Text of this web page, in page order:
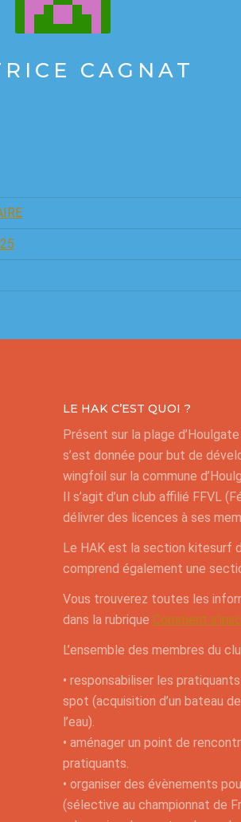
CAGNAT
LE HAK C’EST QUOI ?
Présent sur la plage
s’est donnée pour but de
wingfoil sur la commune
Il s’agit d’un club affilié FFVL
délivrer des licences à ses
Le HAK est la section kitesurf
comprend également une
Vous trouverez toutes les
dans la rubrique Comment
L’ensemble des membres du
• responsabiliser les
spot (acquisition d’un bateau
l’eau).
• aménager un point de
pratiquants.
• organiser des évènements
(sélective au championnat de